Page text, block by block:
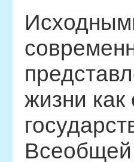
жизни как
Всеобщей